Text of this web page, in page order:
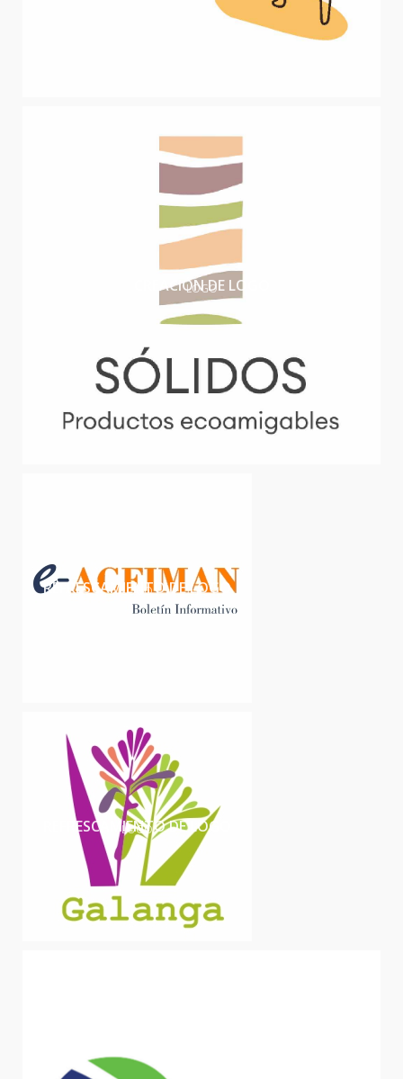
LOGO
CREACIÓN DE LOGO
LOGO
REFRESCAMIENTO DE LOGO
LOGO
REFRESCAMIENTO DE LOGO